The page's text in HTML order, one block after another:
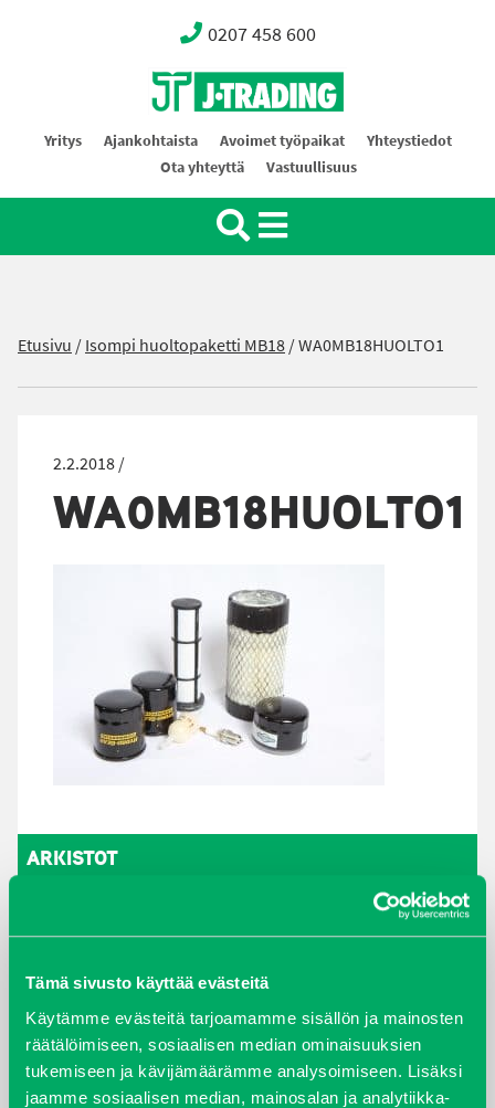
Tämä sivusto käyttää evästeitä
Käytämme evästeitä tarjoamamme sisällön ja mainosten
räätälöimiseen, sosiaalisen median ominaisuuksien
tukemiseen ja kävijämäärämme analysoimiseen. Lisäksi
jaamme sosiaalisen median, mainosalan ja analytiikka-
0207 458 600
Oy J-Trading Ab
Yritys Ajankohtaista Avoimet työpaikat
Yhteystiedot
Ota yhteyttä
Vastuullisuus
Etusivu /Isompi huoltopaketti MB18/WA0MB18HUOLTO1
2.2.2018 /
WA0MB18HUOLTO1
ARKISTOT
syyskuu 2023
joulukuu 2022